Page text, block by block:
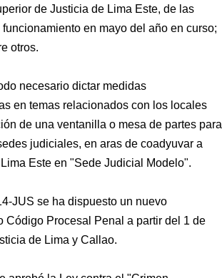
de Justicia de Lima Este, de las
en mayo del año en curso;
otros.
necesario dictar medidas
en temas relacionados con los locales
de una ventanilla o mesa de partes para
judiciales, en aras de coadyuvar a
Este en "Sede Judicial Modelo".
JUS se ha dispuesto un nuevo
Procesal Penal a partir del 1 de
de Lima y Callao.